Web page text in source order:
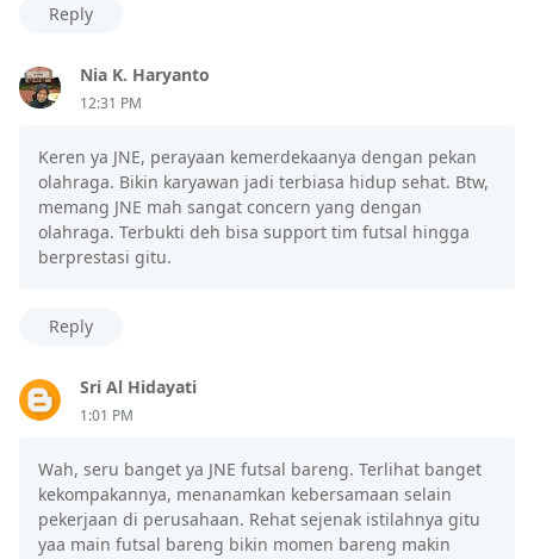
Reply
Nia K. Haryanto
12:31 PM
Keren ya JNE, perayaan kemerdekaanya dengan pekan
olahraga. Bikin karyawan jadi terbiasa hidup sehat. Btw,
memang JNE mah sangat concern yang dengan
olahraga. Terbukti deh bisa support tim futsal hingga
berprestasi gitu.
Reply
Sri Al Hidayati
1:01 PM
Wah, seru banget ya JNE futsal bareng. Terlihat banget
kekompakannya, menanamkan kebersamaan selain
pekerjaan di perusahaan. Rehat sejenak istilahnya gitu
yaa main futsal bareng bikin momen bareng makin